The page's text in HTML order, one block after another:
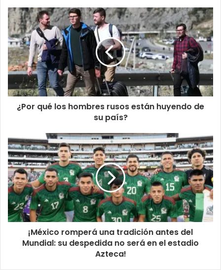
¿Por qué los hombres rusos están huyendo de
su país?
¡México romperá una tradición antes del
Mundial: su despedida no será en el estadio
Azteca!